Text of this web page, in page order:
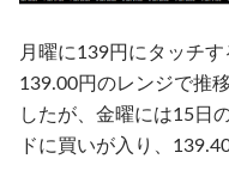
月曜に139円にタッチ
139.00円のレンジで推
したが、金曜には15日
ドに買いが入り、